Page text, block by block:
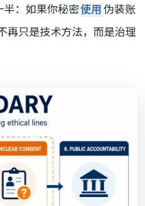
：如果你秘密使用伪装账
再只是技术方法，而是治理